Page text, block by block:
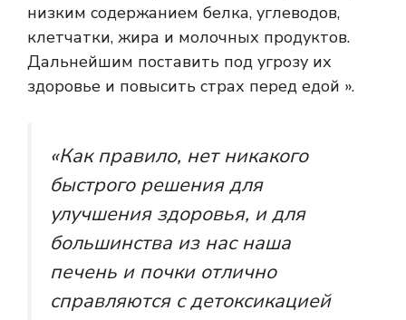
низким содержанием белка, углеводов,
клетчатки, жира и молочных продуктов.
Дальнейшим поставить под угрозу их
здоровье и повысить страх перед едой ».
«Как правило, нет никакого
быстрого решения для
улучшения здоровья, и для
большинства из нас наша
печень и почки отлично
справляются с детоксикацией